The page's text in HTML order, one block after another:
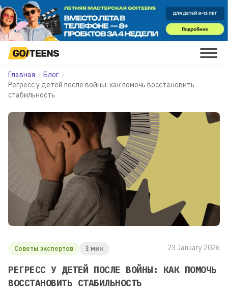
Главная
Блог
Регресс у детей после войны: как помочь восстановить
стабильность
Советы экспертов 3 мин 23 January 2026
РЕГРЕСС У ДЕТЕЙ ПОСЛЕ ВОЙНЫ: КАК ПОМОЧЬ
ВОССТАНОВИТЬ СТАБИЛЬНОСТЬ